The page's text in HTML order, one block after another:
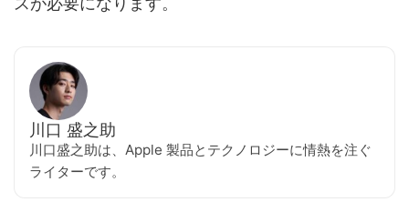
川口 盛之助
川口盛之助は、Apple 製品とテクノロジーに情熱を注ぐ
ライターです。